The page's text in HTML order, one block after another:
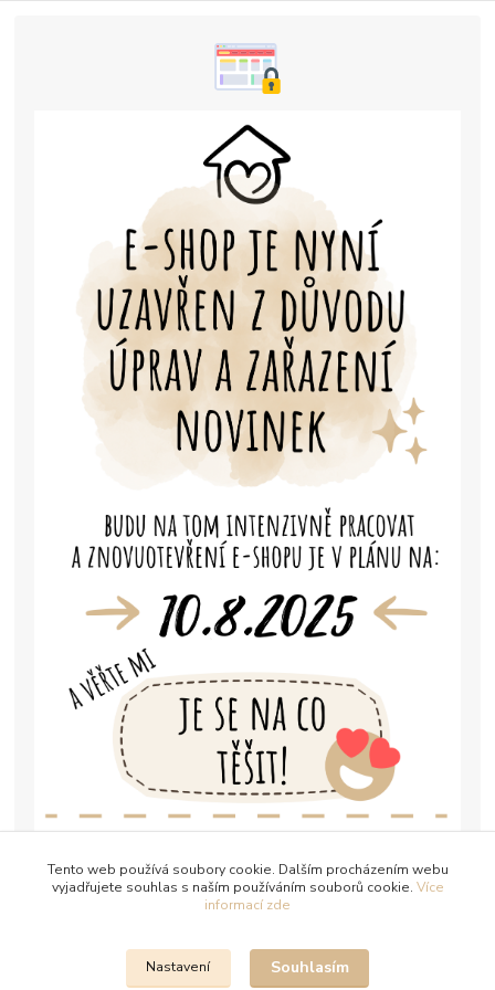
Tento web používá soubory cookie. Dalším procházením webu
vyjadřujete souhlas s naším používáním souborů cookie. Více
informací zde
Nastavení Souhlasím